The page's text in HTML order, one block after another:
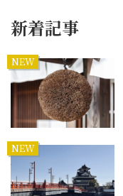
新着記事
NEW
NEW